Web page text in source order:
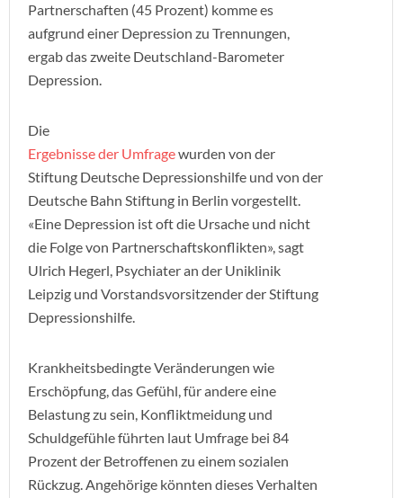
Partnerschaften (45 Prozent) komme es
aufgrund einer Depression zu Trennungen,
ergab das zweite Deutschland-Barometer
Depression.
Die
Ergebnisse der Umfragewurden von der
Stiftung Deutsche Depressionshilfe und von der
Deutsche Bahn Stiftung in Berlin vorgestellt.
«Eine Depression ist oft die Ursache und nicht
die Folge von Partnerschaftskonflikten», sagt
Ulrich Hegerl, Psychiater an der Uniklinik
Leipzig und Vorstandsvorsitzender der Stiftung
Depressionshilfe.
Krankheitsbedingte Veränderungen wie
Erschöpfung, das Gefühl, für andere eine
Belastung zu sein, Konfliktmeidung und
Schuldgefühle führten laut Umfrage bei 84
Prozent der Betroffenen zu einem sozialen
Rückzug. Angehörige könnten dieses Verhalten